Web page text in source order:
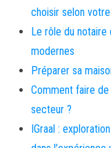
choisir selon
Le rôle du notaire
modernes
Préparer sa
Comment faire
secteur ?
IGraal :